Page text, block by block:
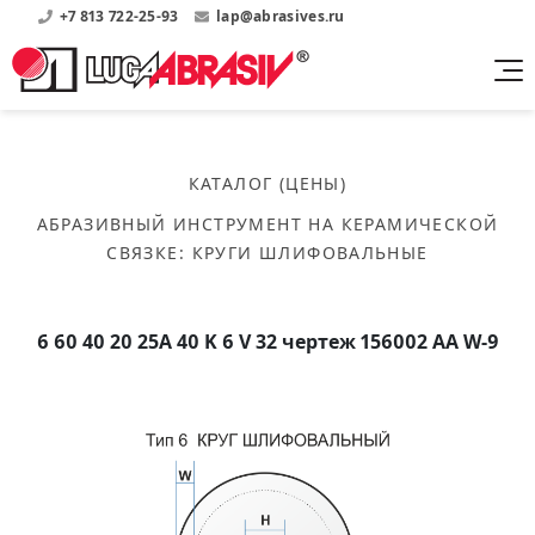
+7 813 722-25-93 lap@abrasives.ru
бакелитовой связке
Скачать каталог
Круги шлифовальные
Сегменты шлифовальные
керамической связке
Скачать каталог
Круги шлифовальные
Скачать прайсы на нашу продукцию
Нормативные документы, ГОСТы, Инструкции по
Публикации
О нас
Информация о заводе
История завода
Партнеры
Список партнеров завода
Мероприятия
Контакты
КАТАЛОГ (ЦЕНЫ)
АБРАЗИВНЫЙ ИНСТРУМЕНТ НА КЕРАМИЧЕСКОЙ
СВЯЗКЕ : КРУГИ ШЛИФОВАЛЬНЫЕ
6 60 40 20 25А 40 K 6 V 32 чертеж 156002 АА W-9